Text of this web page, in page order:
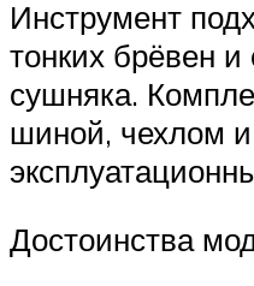
Инструмент
тонких брёвен
сушняка.
шиной, чехлом и
Достоинства